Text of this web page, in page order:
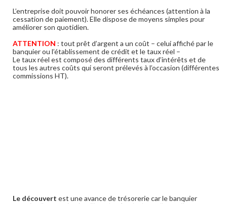
L’entreprise doit pouvoir honorer ses échéances (attention à la
cessation de paiement). Elle dispose de moyens simples pour
améliorer son quotidien.
ATTENTION : tout prêt d’argent a un coût – celui affiché par le
banquier ou l’établissement de crédit et le taux réel –
Le taux réel est composé des différents taux d’intérêts et de
tous les autres coûts qui seront prélevés à l’occasion (différentes
commissions HT).
Le découvert est une avance de trésorerie car le banquier